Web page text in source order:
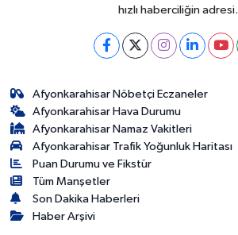
hızlı haberciliğin adresi.
Afyonkarahisar Nöbetçi Eczaneler
Afyonkarahisar Hava Durumu
Afyonkarahisar Namaz Vakitleri
Afyonkarahisar Trafik Yoğunluk Haritası
Puan Durumu ve Fikstür
Tüm Manşetler
Son Dakika Haberleri
Haber Arşivi